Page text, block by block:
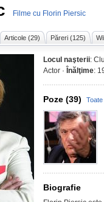
Filme cu Florin Piersic
Articole (29) Păreri (125)
Locul naşterii:
Actor · Înălţime:
Poze (39)
Biografie